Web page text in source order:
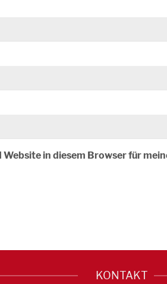
Website in diesem Browser für
KONTAKT